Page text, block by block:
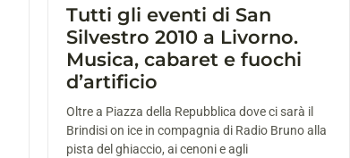
Tutti gli eventi di San
Silvestro 2010 a Livorno.
Musica, cabaret e fuochi
d’artificio
Oltre a Piazza della Repubblica dove ci sarà il
Brindisi on ice in compagnia di Radio Bruno alla
pista del ghiaccio, ai cenoni e agli